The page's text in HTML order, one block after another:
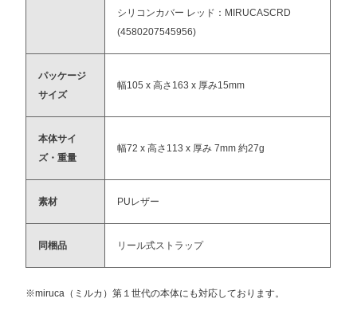
シリコンカバー レッド：MIRUCASCRD
(4580207545956)
パッケージ
サイズ
幅105 x 高さ163 x 厚み15mm
本体サイ
ズ・重量
幅72 x 高さ113 x 厚み 7mm 約27g
素材 PUレザー
同梱品 リール式ストラップ
※miruca（ミルカ）第１世代の本体にも対応しております。